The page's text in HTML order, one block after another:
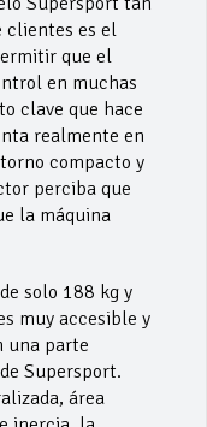
clientes es el
que el
en muchas
clave que hace
realmente en
compacto y
perciba que
la máquina
solo 188 kg y
muy accesible y
una parte
Supersport.
área